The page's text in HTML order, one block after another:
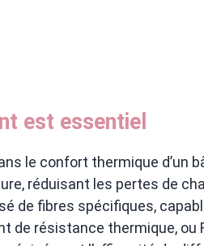
est essentiel
le confort thermique d’un
réduisant les pertes de
de fibres spécifiques,
de résistance thermique, ou